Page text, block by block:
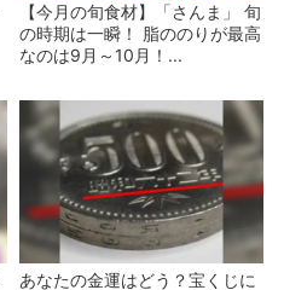
【今月の旬食材】「さんま」 旬
の時期は一瞬！ 脂ののりが最高
なのは9月～10月！...
あなたの金運はどう？宝くじに